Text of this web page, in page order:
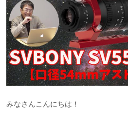
みなさんこんにちは！